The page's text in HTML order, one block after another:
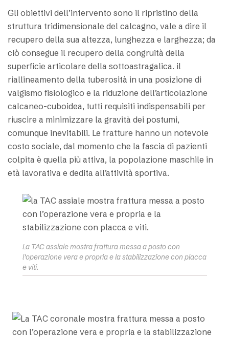
Gli obiettivi dell’intervento sono il ripristino della
struttura tridimensionale del calcagno, vale a dire il
recupero della sua altezza, lunghezza e larghezza; da
ciò consegue il recupero della congruità della
superficie articolare della sottoastragalica. il
riallineamento della tuberosità in una posizione di
valgismo fisiologico e la riduzione dell’articolazione
calcaneo-cuboidea, tutti requisiti indispensabili per
riuscire a minimizzare la gravità dei postumi,
comunque inevitabili. Le fratture hanno un notevole
costo sociale, dal momento che la fascia di pazienti
colpita è quella più attiva, la popolazione maschile in
età lavorativa e dedita all’attività sportiva.
La TAC assiale mostra frattura messa a posto con
l’operazione vera e propria e la stabilizzazione con placca
e viti.